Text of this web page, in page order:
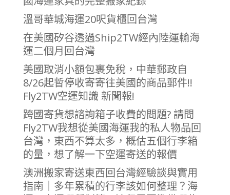
溫哥華城海運20呎貨櫃回台灣
在美國矽谷透過Ship2TW經內陸運輸海
運二個月回台灣
美國取消小額包裹免稅，中華郵政自
8/26起暫停收寄寄往美國的商品郵件!!
Fly2TW空運知識 新聞報!
跨國寄貨想諮詢箱子收費的問題? 請問
Fly2TW我想從美國海運我的私人物品回
台灣，東西不算太多，概估五個行李箱
的量，想了解一下空運寄送的報價
澳洲搬家寄送東西回台灣經驗談與實用
指南｜多年累積的行李該如何整理？海